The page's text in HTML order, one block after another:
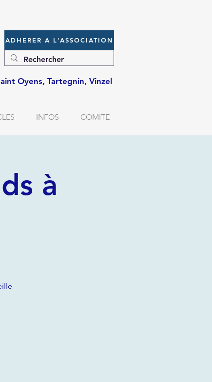
ADHERER A L'ASSOCIATION
Oyens, Tartegnin, Vinzel
INFOS COMITE
à